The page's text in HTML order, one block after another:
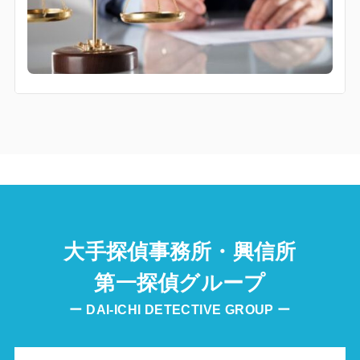
大手探偵事務所・興信所
第一探偵グループ
ー DAI-ICHI DETECTIVE GROUP ー